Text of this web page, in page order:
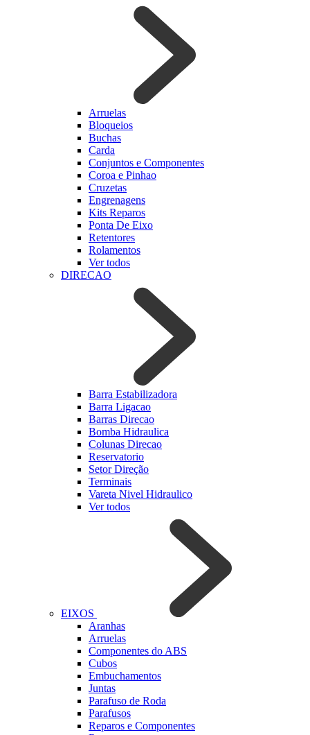
Arruelas
Bloqueios
Buchas
Carda
Conjuntos e Componentes
Coroa e Pinhao
Cruzetas
Engrenagens
Kits Reparos
Ponta De Eixo
Retentores
Rolamentos
Ver todos
DIRECAO
Barra Estabilizadora
Barra Ligacao
Barras Direcao
Bomba Hidraulica
Colunas Direcao
Reservatorio
Setor Direção
Terminais
Vareta Nivel Hidraulico
Ver todos
EIXOS
Aranhas
Arruelas
Componentes do ABS
Cubos
Embuchamentos
Juntas
Parafuso de Roda
Parafusos
Reparos e Componentes